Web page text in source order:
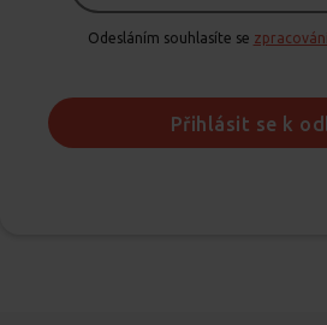
Odesláním souhlasíte se
Přihlásit se k